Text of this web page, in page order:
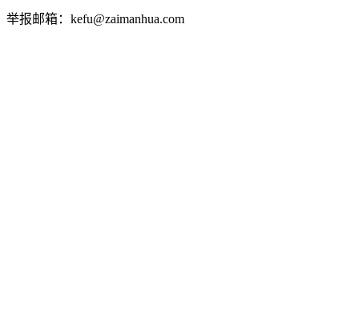
举报邮箱：kefu@zaimanhua.com